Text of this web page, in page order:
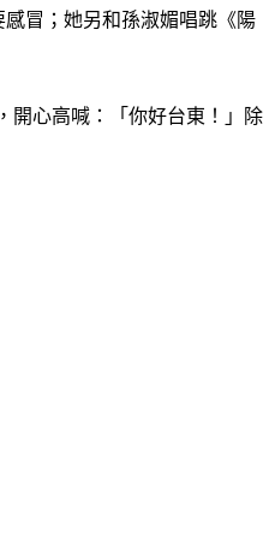
冒；她另和孫淑媚唱跳《陽
開心高喊：「你好台東！」除